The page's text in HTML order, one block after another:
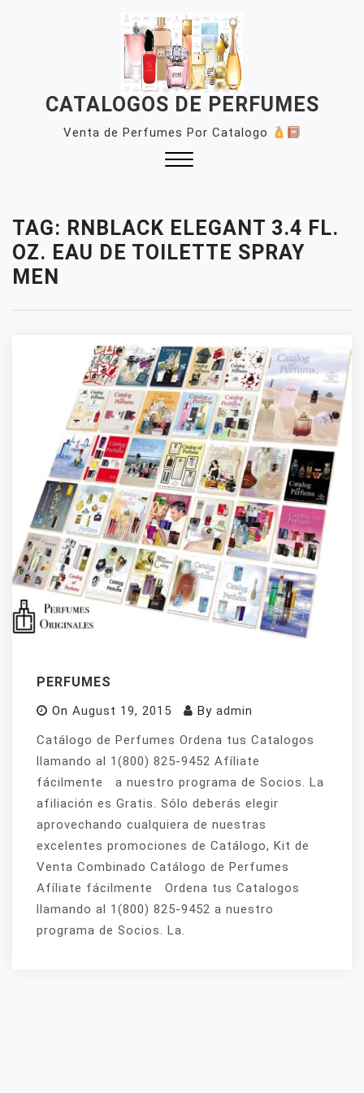
CATALOGOS DE PERFUMES
Venta de Perfumes Por Catalogo
TAG: RNBLACK ELEGANT 3.4 FL.
OZ. EAU DE TOILETTE SPRAY
MEN
PERFUMES
On August 19, 2015 By admin
Catálogo de Perfumes Ordena tus Catalogos
llamando al 1(800) 825-9452 Afíliate
fácilmente a nuestro programa de Socios. La
afiliación es Gratis. Sólo deberás elegir
aprovechando cualquiera de nuestras
excelentes promociones de Catálogo, Kit de
Venta Combinado Catálogo de Perfumes
Afíliate fácilmente Ordena tus Catalogos
llamando al 1(800) 825-9452 a nuestro
programa de Socios. La.